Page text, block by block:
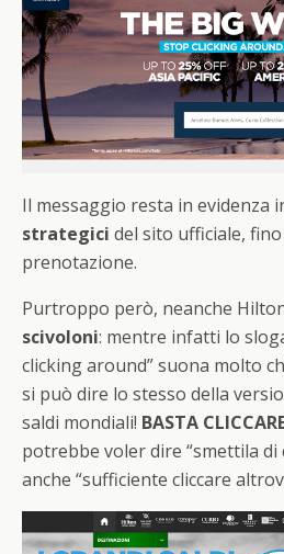
Il messaggio resta in evidenza
strategici del sito ufficiale,
prenotazione.
Purtroppo però, neanche
scivoloni: mentre infatti lo
clicking around” suona molto
si può dire lo stesso della
saldi mondiali! BASTA
potrebbe voler dire “smettila di
anche “sufficiente cliccare